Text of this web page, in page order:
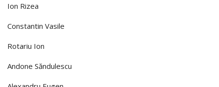
Ion Rizea
Constantin Vasile
Rotariu Ion
Andone Săndulescu